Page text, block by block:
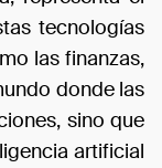
tecnologías
las finanzas,
donde las
sino que
artificial